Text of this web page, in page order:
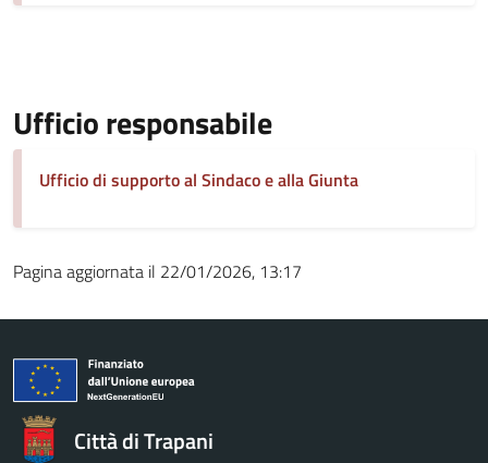
Ufficio responsabile
Ufficio di supporto al Sindaco e alla Giunta
Pagina aggiornata il 22/01/2026, 13:17
Città di Trapani